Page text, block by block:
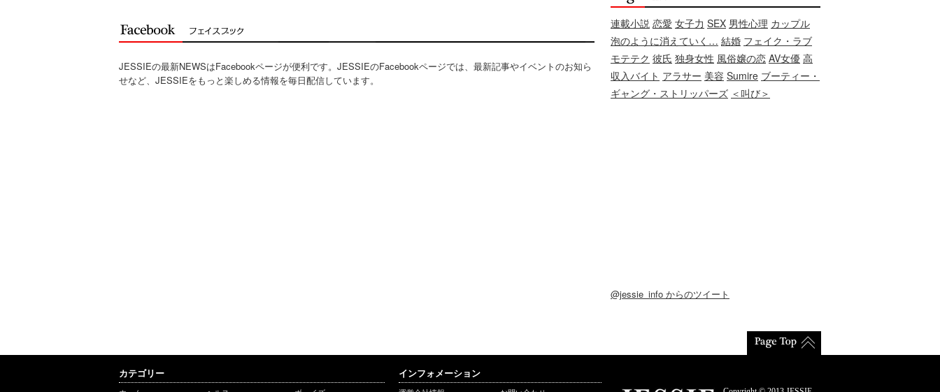
JESSIEの最新NEWSはFacebookページが便利です。JESSIEのFacebookページでは、最新記事やイベントのお知ら
せなど、JESSIEをもっと楽しめる情報を毎日配信しています。
連載小説 恋愛 女子力 SEX 男性心理 カップル
泡のように消えていく… 結婚 フェイク・ラブ
モテテク 彼氏 独身女性 風俗嬢の恋 AV女優 高
収入バイト アラサー 美容 Sumire ブーティー・
ギャング・ストリッパーズ ＜叫び＞
@jessie_info からのツイート
カテゴリー インフォメーション